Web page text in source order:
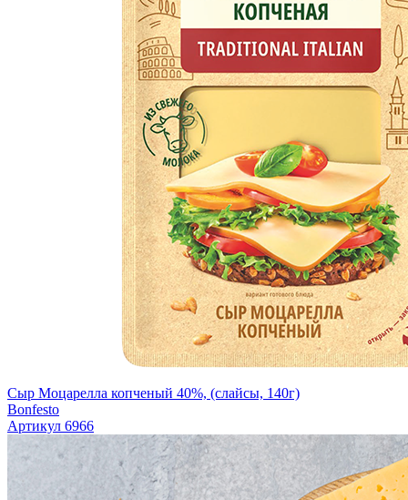
Сыр Моцарелла копченый 40%, (слайсы, 140г)
Bonfesto
Артикул 6966